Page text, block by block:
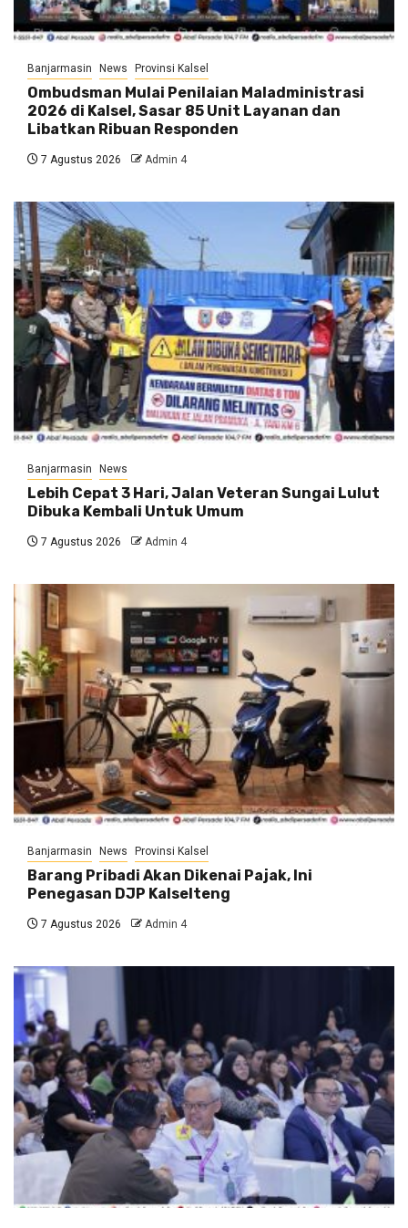
Banjarmasin News Provinsi Kalsel
Ombudsman Mulai Penilaian Maladministrasi
2026 di Kalsel, Sasar 85 Unit Layanan dan
Libatkan Ribuan Responden
7 Agustus 2026 Admin 4
Banjarmasin News
Lebih Cepat 3 Hari, Jalan Veteran Sungai Lulut
Dibuka Kembali Untuk Umum
7 Agustus 2026 Admin 4
Banjarmasin News Provinsi Kalsel
Barang Pribadi Akan Dikenai Pajak, Ini
Penegasan DJP Kalselteng
7 Agustus 2026 Admin 4